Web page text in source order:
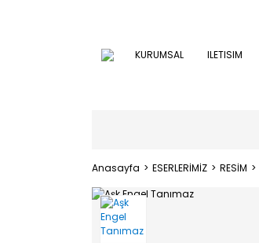
KURUMSAL ILETISIM
Anasayfa ESERLERİMİZ RESİM